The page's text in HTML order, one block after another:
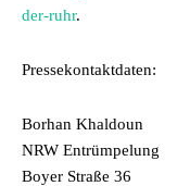
der-ruhr.
Pressekontaktdaten:
Borhan Khaldoun
NRW Entrümpelung
Boyer Straße 36